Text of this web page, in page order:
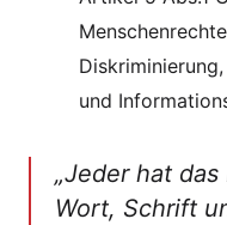
und
„Jeder hat
Wort, Schrift